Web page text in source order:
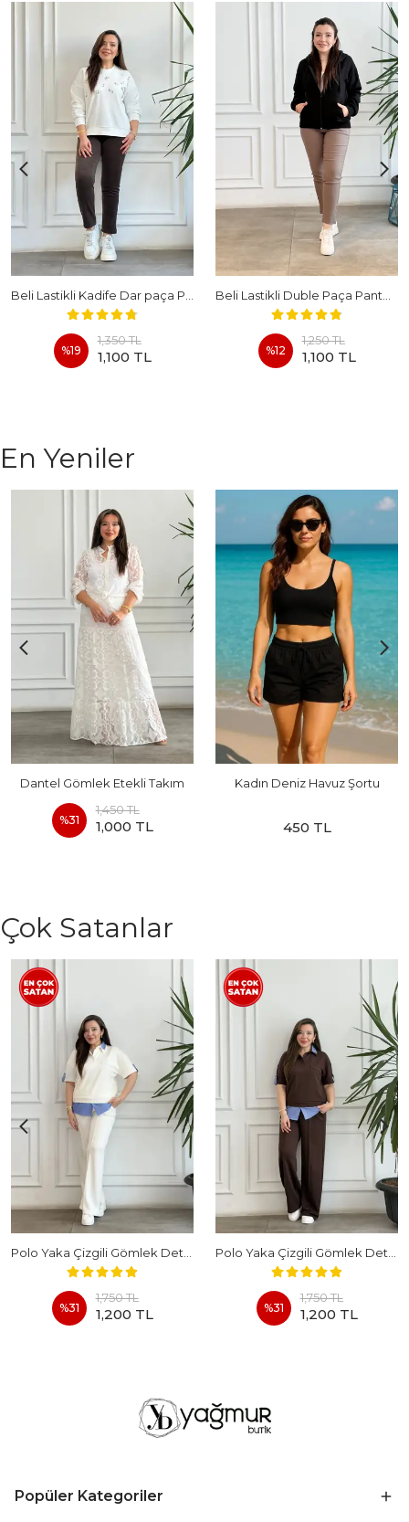
%19
1,350 TL
1,100 TL %12
1,250 TL
1,100 TL
En Yeniler
Dantel Gömlek Etekli Takım
%31
1,450 TL
1,000 TL
Kadın Deniz Havuz Şortu
450 TL
Çok Satanlar
%31
1,750 TL
1,200 TL %31
1,750 TL
1,200 TL
Popüler Kategoriler